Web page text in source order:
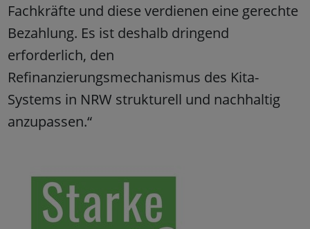
Fachkräfte und diese verdienen eine gerechte
Bezahlung. Es ist deshalb dringend
erforderlich, den
Refinanzierungsmechanismus des Kita-
Systems in NRW strukturell und nachhaltig
anzupassen.“